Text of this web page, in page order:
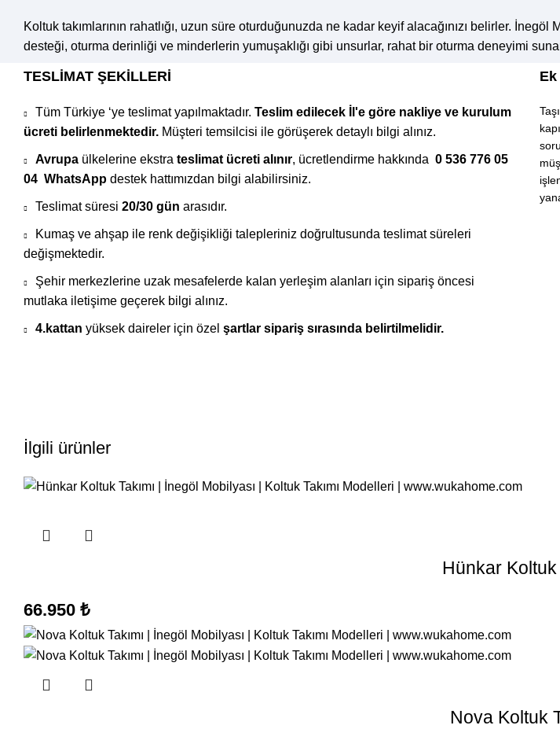
Koltuk takımlarının rahatlığı, uzun süre oturduğunuzda ne kadar keyif alacağınızı belirler.
desteği, oturma derinliği ve minderlerin yumuşaklığı gibi unsurlar, rahat bir oturma deneyimi
İnegöl Mobilyası İle Tasarım Çeşitliliği:
İnegöl Mobilyası, farklı dekorasyon tarzlarına uygun geniş bir tasarım yelpazesi sunar.
yapabilirsiniz. Evinizde hangi tarza uygun bir koltuk takımı arıyorsanız, İnegöl Mobilyası’nın
İnegöl Mobilyası Online Alışveriş Deneyimi:
wukahome.com, İnegöl Mobilyası’nın ürünlerini çevrimiçi olarak keşfetmek ve satın almak için
karşılaştırmanızı ve kolayca sipariş vermenizi sağlar. Ayrıca, müşteri incelemeleri ve önerileri de
Sonuç:
Koltuk takımı seçerken, kumaş, rahatlık, tasarım ve kalite gibi faktörleri göz önünde
Nakliye ve Teslimat
TESLİMAT ŞEKİLLERİ
Tüm Türkiye ‘ye teslimat yapılmaktadır. Teslim edilecek İl'e göre nakliye ve kurulum
ücreti belirlenmektedir. Müşteri temsilcisi ile görüşerek detaylı bilgi alınız.
Avrupa ülkelerine ekstra teslimat ücreti alınır, ücretlendirme hakkında 0 536 776 05
04 WhatsApp destek hattımızdan bilgi alabilirsiniz.
Teslimat süresi 20/30 gün arasıdır.
Kumaş ve ahşap ile renk değişikliği talepleriniz doğrultusunda teslimat süreleri
değişmektedir.
Şehir merkezlerine uzak mesafelerde kalan yerleşim alanları için sipariş öncesi
mutlaka iletişime geçerek bilgi alınız.
4.kattan yüksek daireler için özel şartlar sipariş sırasında belirtilmelidir.
İlgili ürünler
Hünkar Koltuk
66.950 ₺
Nova Koltuk